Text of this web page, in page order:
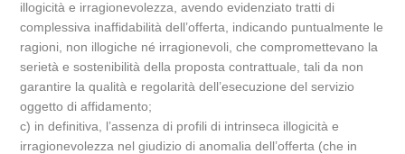
illogicità e irragionevolezza, avendo evidenziato tratti di
complessiva inaffidabilità dell’offerta, indicando puntualmente le
ragioni, non illogiche né irragionevoli, che compromettevano la
serietà e sostenibilità della proposta contrattuale, tali da non
garantire la qualità e regolarità dell’esecuzione del servizio
oggetto di affidamento;
c) in definitiva, l’assenza di profili di intrinseca illogicità e
irragionevolezza nel giudizio di anomalia dell’offerta (che in